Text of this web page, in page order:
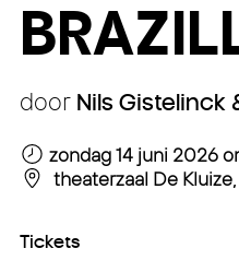
door Nils Gistelinck
zondag 14 juni 2026
theaterzaal De
Tickets